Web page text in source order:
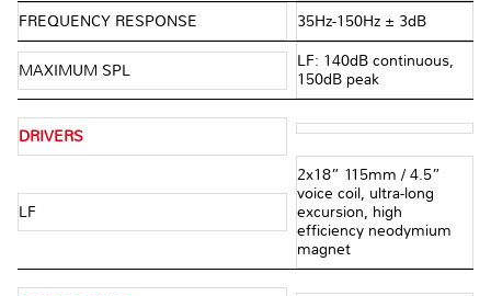
FREQUENCY RESPONSE 35Hz-150Hz ± 3dB
MAXIMUM SPL
LF: 140dB continuous,
150dB peak
DRIVERS
LF
2x18” 115mm / 4.5”
voice coil, ultra-long
excursion, high
efficiency neodymium
magnet